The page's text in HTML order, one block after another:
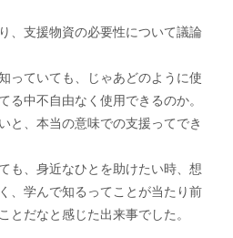
、支援物資の必要性について議論
っていても、じゃあどのように使
る中不自由なく使用できるのか。
と、本当の意味での支援ってでき
も、身近なひとを助けたい時、想
、学んで知るってことが当たり前
とだなと感じた出来事でした。